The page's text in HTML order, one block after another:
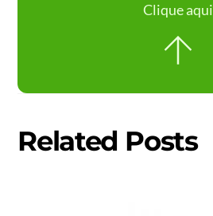
Clique aqui
Related Posts